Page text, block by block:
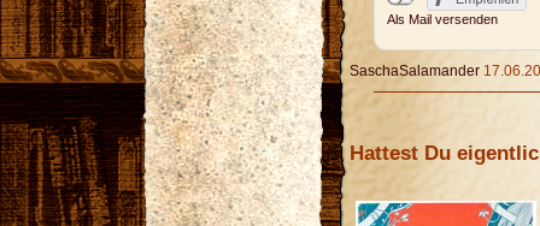
Als Mail versenden
SaschaSalamander
Hattest Du